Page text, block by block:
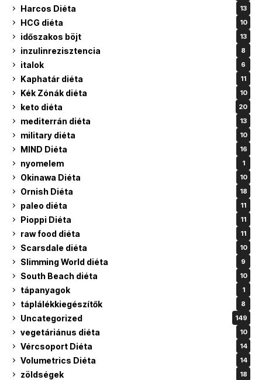
Harcos Diéta 13
HCG diéta 10
időszakos böjt 13
inzulinrezisztencia 8
italok 6
Kaphatár diéta 11
Kék Zónák diéta 10
keto diéta 20
mediterrán diéta 13
military diéta 10
MIND Diéta 16
nyomelem 1
Okinawa Diéta 10
Ornish Diéta 18
paleo diéta 11
Pioppi Diéta 11
raw food diéta 11
Scarsdale diéta 10
Slimming World diéta 9
South Beach diéta 10
tápanyagok 1
táplálékkiegészítők 8
Uncategorized 149
vegetáriánus diéta 10
Vércsoport Diéta 14
Volumetrics Diéta 14
zöldségek 18